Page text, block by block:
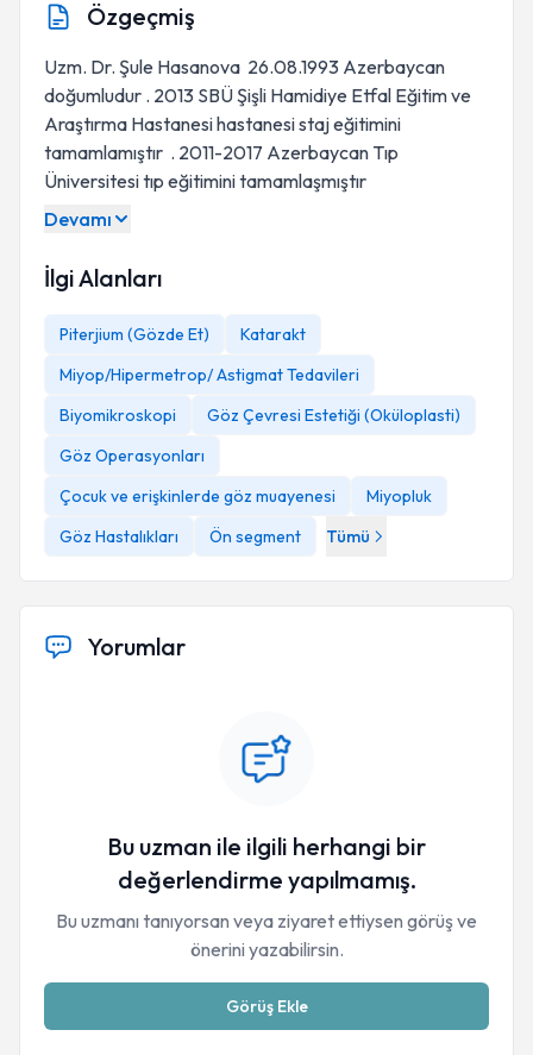
Özgeçmiş
Uzm. Dr. Şule Hasanova 26.08.1993 Azerbaycan
doğumludur . 2013 SBÜ Şişli Hamidiye Etfal Eğitim ve
Araştırma Hastanesi hastanesi staj eğitimini
tamamlamıştır . 2011-2017 Azerbaycan Tıp
Üniversitesi tıp eğitimini tamamlaşmıştır
Devamı
İlgi Alanları
Piterjium (Gözde Et)
Katarakt
Miyop/Hipermetrop/ Astigmat Tedavileri
Biyomikroskopi
Göz Çevresi Estetiği (Oküloplasti)
Göz Operasyonları
Çocuk ve erişkinlerde göz muayenesi
Miyopluk
Göz Hastalıkları
Ön segment Tümü
Yorumlar
Bu uzman ile ilgili herhangi bir
değerlendirme yapılmamış.
Bu uzmanı tanıyorsan veya ziyaret ettiysen görüş ve
önerini yazabilirsin.
Görüş Ekle